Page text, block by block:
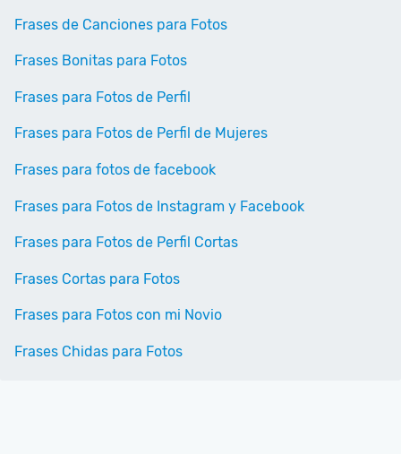
Frases de Canciones para Fotos
Frases Bonitas para Fotos
Frases para Fotos de Perfil
Frases para Fotos de Perfil de Mujeres
Frases para fotos de facebook
Frases para Fotos de Instagram y Facebook
Frases para Fotos de Perfil Cortas
Frases Cortas para Fotos
Frases para Fotos con mi Novio
Frases Chidas para Fotos